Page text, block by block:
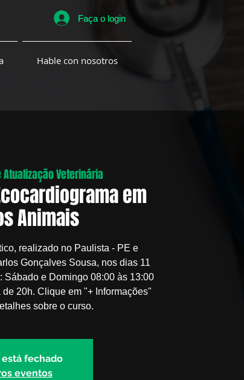
Faça o login
Hable con nosotros
Atualização Veterinária
em
Animais
realizado no Paulista - PE e
Gonçalves Sousa, nos dias 11
Sábado e Domingo 08:00 às 13:00
20h. Clique em "+ Informações"
sobre o curso.
fechado
eventos